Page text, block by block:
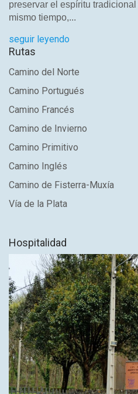
preservar el espíritu
mismo tiempo,...
seguir leyendo
Rutas
Camino del Norte
Camino Portugués
Camino Francés
Camino de Invierno
Camino Primitivo
Camino Inglés
Camino de Fisterra-Muxía
Vía de la Plata
Hospitalidad